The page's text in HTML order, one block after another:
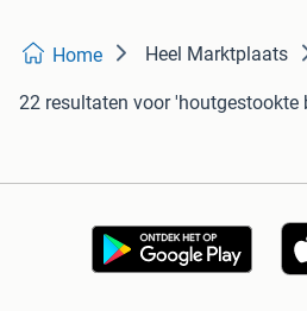
Home Heel Marktplaats
22 resultaten voor 'houtgestookte